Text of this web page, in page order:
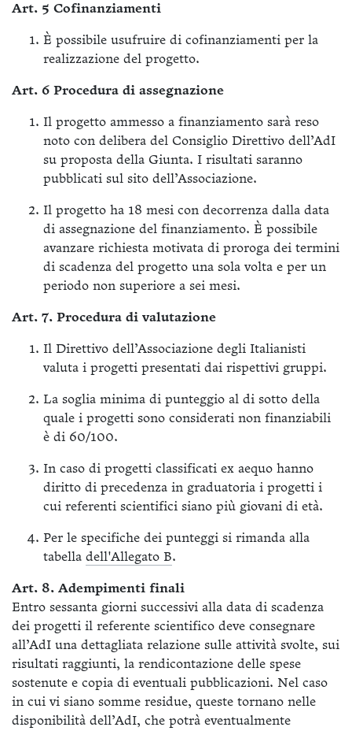
Art. 5 Cofinanziamenti
È possibile usufruire di cofinanziamenti per la
realizzazione del progetto.
Art. 6 Procedura di assegnazione
Il progetto ammesso a finanziamento sarà reso
noto con delibera del Consiglio Direttivo dell’AdI
su proposta della Giunta. I risultati saranno
pubblicati sul sito dell’Associazione.
Il progetto ha 18 mesi con decorrenza dalla data
di assegnazione del finanziamento. È possibile
avanzare richiesta motivata di proroga dei termini
di scadenza del progetto una sola volta e per un
periodo non superiore a sei mesi.
Art. 7. Procedura di valutazione
Il Direttivo dell’Associazione degli Italianisti
valuta i progetti presentati dai rispettivi gruppi.
La soglia minima di punteggio al di sotto della
quale i progetti sono considerati non finanziabili
è di 60/100.
In caso di progetti classificati ex aequo hanno
diritto di precedenza in graduatoria i progetti i
cui referenti scientifici siano più giovani di età.
Per le specifiche dei punteggi si rimanda alla
tabella dell'Allegato B.
Art. 8. Adempimenti finali
Entro sessanta giorni successivi alla data di scadenza
dei progetti il referente scientifico deve consegnare
all’AdI una dettagliata relazione sulle attività svolte, sui
risultati raggiunti, la rendicontazione delle spese
sostenute e copia di eventuali pubblicazioni. Nel caso
in cui vi siano somme residue, queste tornano nelle
disponibilità dell’AdI, che potrà eventualmente